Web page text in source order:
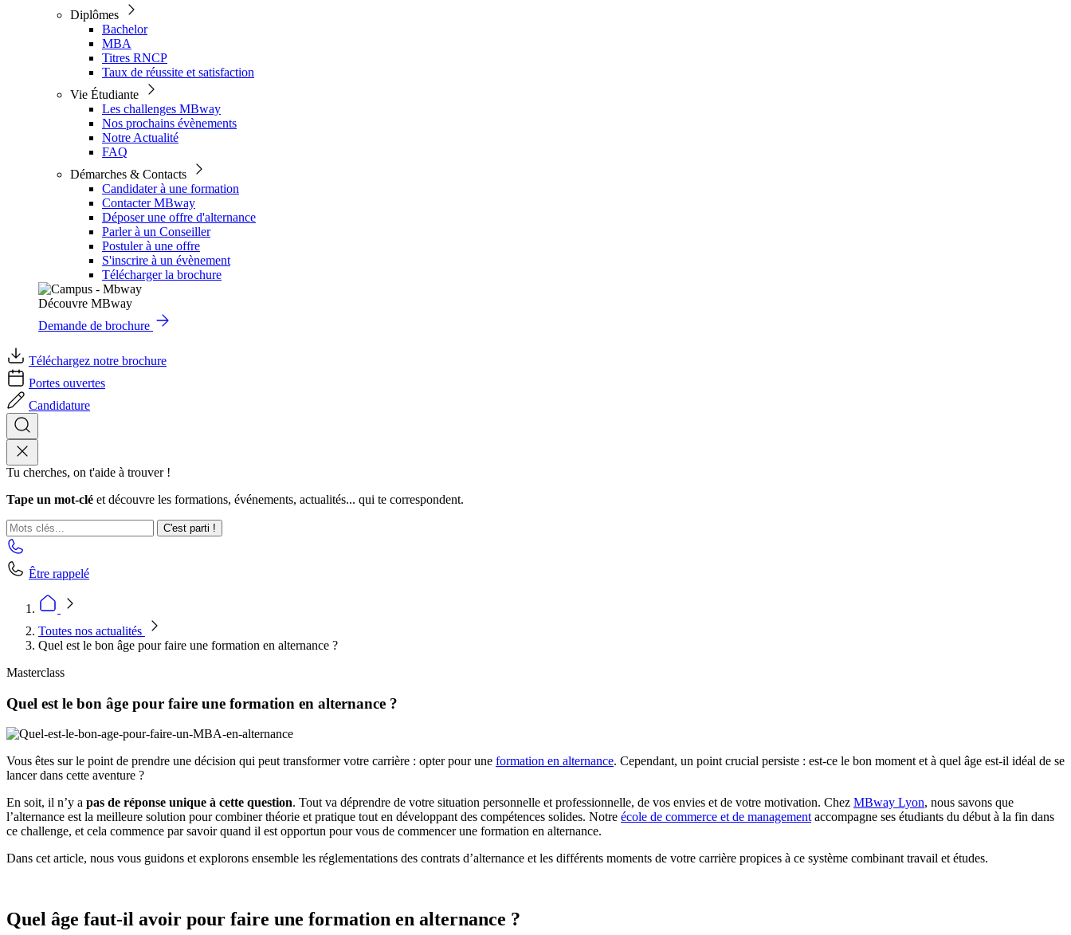
Diplômes
Bachelor
MBA
Titres RNCP
Taux de réussite et satisfaction
Vie Étudiante
Les challenges MBway
Nos prochains évènements
Notre Actualité
FAQ
Démarches & Contacts
Candidater à une formation
Contacter MBway
Déposer une offre d'alternance
Parler à un Conseiller
Postuler à une offre
S'inscrire à un évènement
Télécharger la brochure
Découvre MBway
Demande de brochure
Téléchargez notre brochure
Portes ouvertes
Candidature
Tu cherches, on t'aide à trouver !
Tape un mot-clé et découvre les formations, événements, actualités... qui te correspondent.
C'est parti !
Être rappelé
Toutes nos actualités
Quel est le bon âge pour faire une formation en alternance ?
Masterclass
Quel est le bon âge pour faire une formation en alternance ?
Vous êtes sur le point de prendre une décision qui peut transformer votre carrière : opter pour une formation en alternance. Cependant, un point crucial persiste : est-ce le bon moment et à quel âge est-il idéal de se
lancer dans cette aventure ?
En soit, il n’y a pas de réponse unique à cette question. Tout va déprendre de votre situation personnelle et professionnelle, de vos envies et de votre motivation. Chez MBway Lyon, nous savons que
l’alternance est la meilleure solution pour combiner théorie et pratique tout en développant des compétences solides. Notre école de commerce et de managementaccompagne ses étudiants du début à la fin dans
ce challenge, et cela commence par savoir quand il est opportun pour vous de commencer une formation en alternance.
Dans cet article, nous vous guidons et explorons ensemble les réglementations des contrats d’alternance et les différents moments de votre carrière propices à ce système combinant travail et études.
Quel âge faut-il avoir pour faire une formation en alternance ?